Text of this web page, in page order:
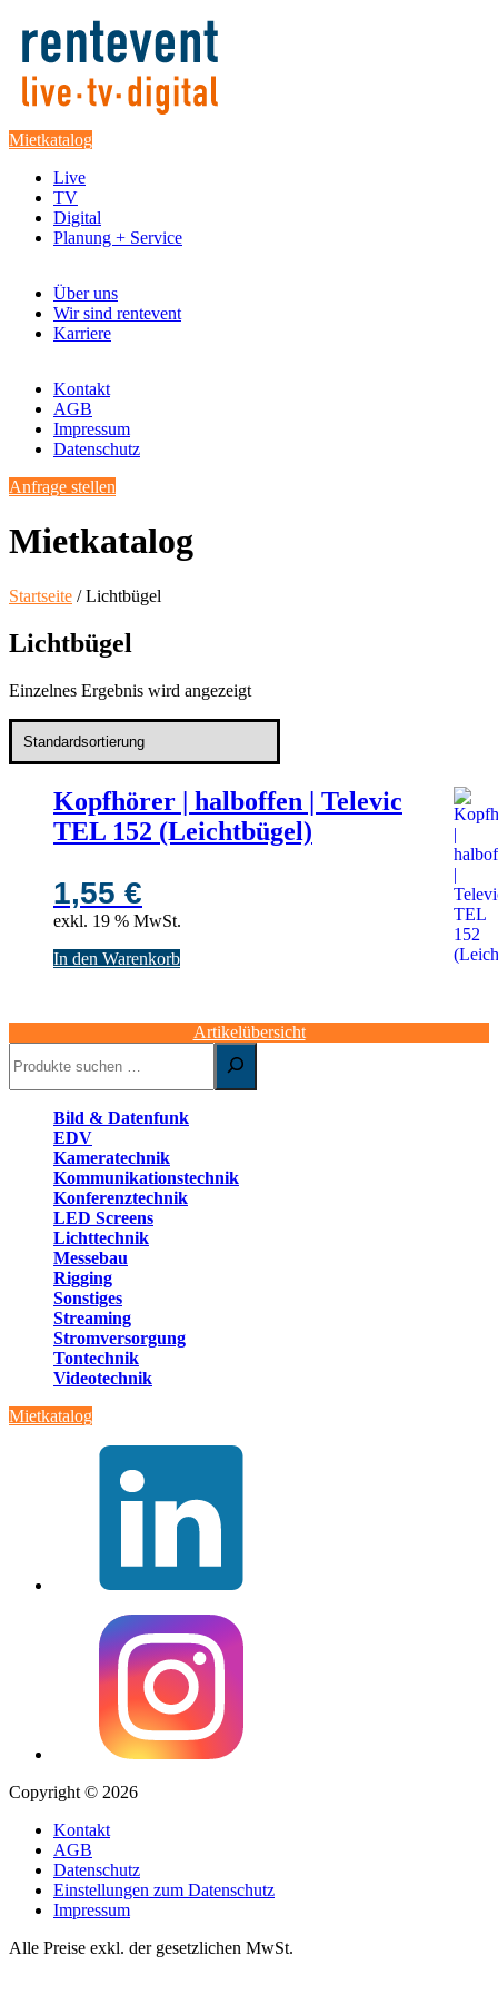
Mietkatalog
Live
TV
Digital
Planung + Service
Über uns
Wir sind rentevent
Karriere
Kontakt
AGB
Impressum
Datenschutz
Anfrage stellen
Mietkatalog
Startseite / Lichtbügel
Lichtbügel
Einzelnes Ergebnis wird angezeigt
Kopfhörer | halboffen | Televic
TEL 152 (Leichtbügel)
1,55 €
exkl. 19 % MwSt.
In den Warenkorb
Artikelübersicht
Bild & Datenfunk
EDV
Kameratechnik
Kommunikationstechnik
Konferenztechnik
LED Screens
Lichttechnik
Messebau
Rigging
Sonstiges
Streaming
Stromversorgung
Tontechnik
Videotechnik
Mietkatalog
Copyright © 2026
Kontakt
AGB
Datenschutz
Einstellungen zum Datenschutz
Impressum
Alle Preise exkl. der gesetzlichen MwSt.